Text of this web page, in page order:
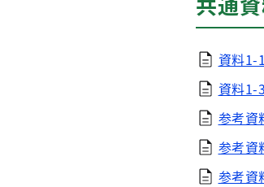
資料1-
資料1-
参考資
参考資
参考資